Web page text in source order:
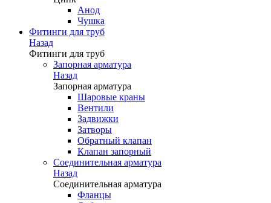
Анод
Чушка
Фитинги для труб
Назад
Фитинги для труб
Запорная арматура
Назад
Запорная арматура
Шаровые краны
Вентили
Задвижки
Затворы
Обратный клапан
Клапан запорный
Соединительная арматура
Назад
Соединительная арматура
Фланцы